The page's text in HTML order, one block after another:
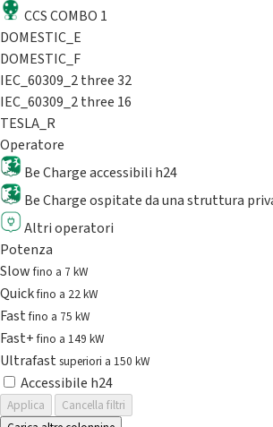
CCS COMBO 1
DOMESTIC_E
DOMESTIC_F
IEC_60309_2 three 32
IEC_60309_2 three 16
TESLA_R
Operatore
Be Charge accessibili h24
Be Charge ospitate da una struttura
Altri operatori
Potenza
Slowfino a 7 kW
Quickfino a 22 kW
Fastfino a 75 kW
Fast+fino a 149 kW
Ultrafast superiori a 150 kW
Accessibile h24
Applica
Cancella filtri